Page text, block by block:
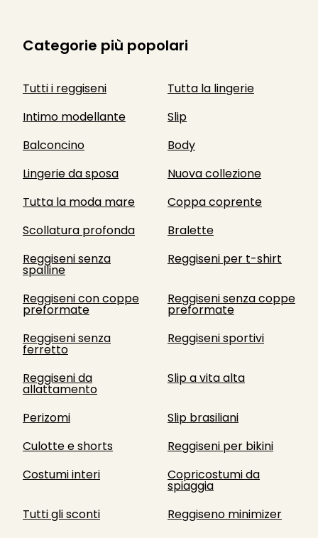
Categorie più popolari
Tutti i reggiseni
Tutta la lingerie
Intimo modellante
Slip
Balconcino
Body
Lingerie da sposa
Nuova collezione
Tutta la moda mare
Coppa coprente
Scollatura profonda
Bralette
Reggiseni senza
spalline
Reggiseni per t-shirt
Reggiseni con coppe
preformate
Reggiseni senza coppe
preformate
Reggiseni senza
ferretto
Reggiseni sportivi
Reggiseni da
allattamento
Slip a vita alta
Perizomi
Slip brasiliani
Culotte e shorts
Reggiseni per bikini
Costumi interi
Copricostumi da
spiaggia
Tutti gli sconti
Reggiseno minimizer